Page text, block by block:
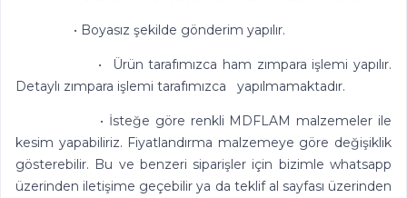
• Boyasız şekilde gönderim yapılır.
• Ürün tarafımızca ham zımpara işlemi yapılır.
Detaylı zımpara işlemi tarafımızca yapılmamaktadır.
• İsteğe göre renkli MDFLAM malzemeler ile
kesim yapabiliriz. Fiyatlandırma malzemeye göre değişiklik
gösterebilir. Bu ve benzeri siparişler için bizimle whatsapp
üzerinden iletişime geçebilir ya da teklif al sayfası üzerinden